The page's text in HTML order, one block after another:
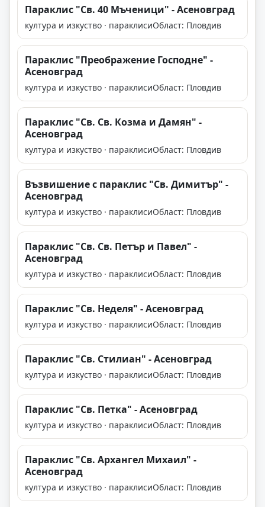
Параклис "Св. 40 Мъченици" - Асеновград
култура и изкуство · параклисиОбласт: Пловдив
Параклис "Преображение Господне" -
Асеновград
култура и изкуство · параклисиОбласт: Пловдив
Параклис "Св. Св. Козма и Дамян" -
Асеновград
култура и изкуство · параклисиОбласт: Пловдив
Възвишение с параклис "Св. Димитър" -
Асеновград
култура и изкуство · параклисиОбласт: Пловдив
Параклис "Св. Св. Петър и Павел" -
Асеновград
култура и изкуство · параклисиОбласт: Пловдив
Параклис "Св. Неделя" - Асеновград
култура и изкуство · параклисиОбласт: Пловдив
Параклис "Св. Стилиан" - Асеновград
култура и изкуство · параклисиОбласт: Пловдив
Параклис "Св. Петка" - Асеновград
култура и изкуство · параклисиОбласт: Пловдив
Параклис "Св. Архангел Михаил" -
Асеновград
култура и изкуство · параклисиОбласт: Пловдив